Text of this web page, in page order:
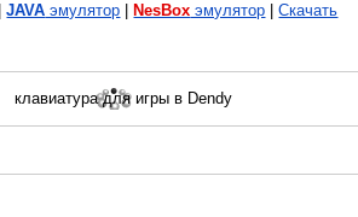
|JAVA эмулятор NesBox эмулятор |Скачать